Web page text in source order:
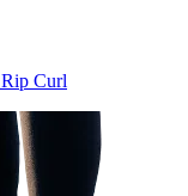
Rip Curl